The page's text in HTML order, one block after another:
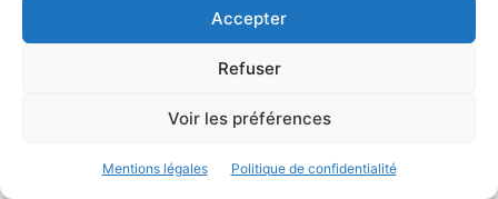
Accepter
Refuser
Voir les préférences
Mentions légales Politique de confidentialité
Combien coûte une mutuelle
santé pour un...
Assurance voyage : ce qu’il faut